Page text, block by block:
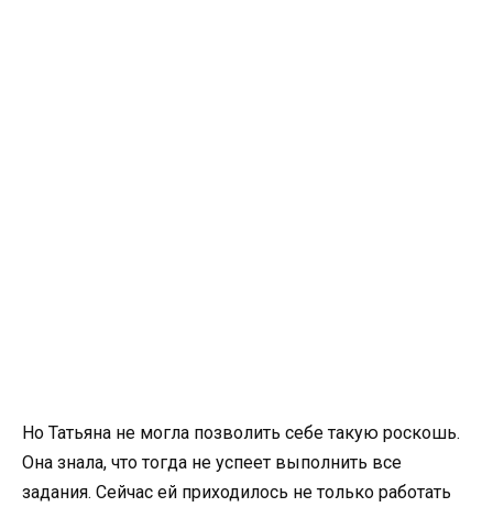
Но Татьяна не могла позволить себе такую роскошь.
Она знала, что тогда не успеет выполнить все
задания. Сейчас ей приходилось не только работать